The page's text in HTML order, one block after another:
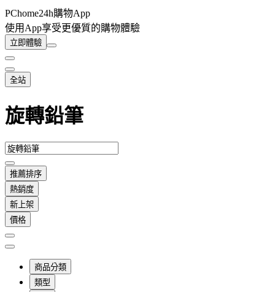
PChome24h購物App
使用App享受更優質的購物體驗
立即體驗
全站
旋轉鉛筆
推薦排序
熱銷度
新上架
價格
商品分類
類型